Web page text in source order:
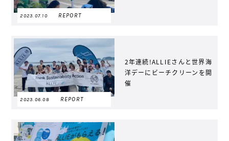
2023.07.10 REPORT
2023.06.08 REPORT
2年連続!ALLIEさんと世界海
洋デーにビーチクリーンを開
催